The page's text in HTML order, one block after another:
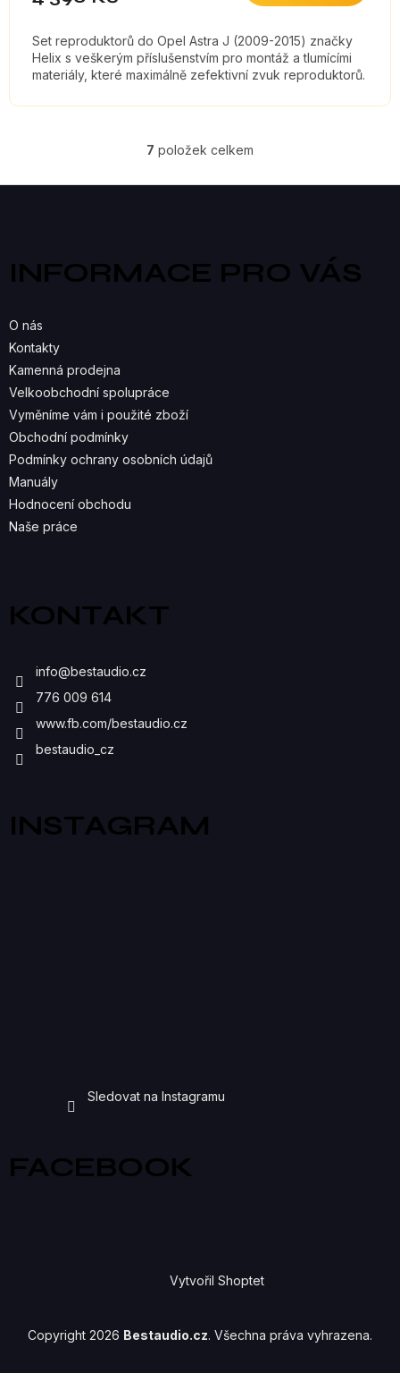
Set reproduktorů do Opel Astra J (2009-2015) značky
Helix s veškerým příslušenstvím pro montáž a tlumícími
materiály, které maximálně zefektivní zvuk reproduktorů.
O
V
Á
D
R
V
7 položek celkem
Z
INFORMACE PRO VÁS
O nás
Kontakty
Kamenná prodejna
Velkoobchodní spolupráce
Vyměníme vám i použité zboží
Obchodní podmínky
Podmínky ochrany osobních údajů
Manuály
Hodnocení obchodu
Naše práce
KONTAKT
info@bestaudio.cz
776 009 614
www.fb.com/bestaudio.cz
bestaudio_cz
INSTAGRAM
Sledovat na Instagramu
FACEBOOK
Vytvořil Shoptet
Copyright 2026 Bestaudio.cz. Všechna práva vyhrazena.